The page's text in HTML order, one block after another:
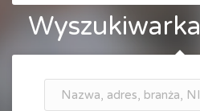
Wyszukiwarka